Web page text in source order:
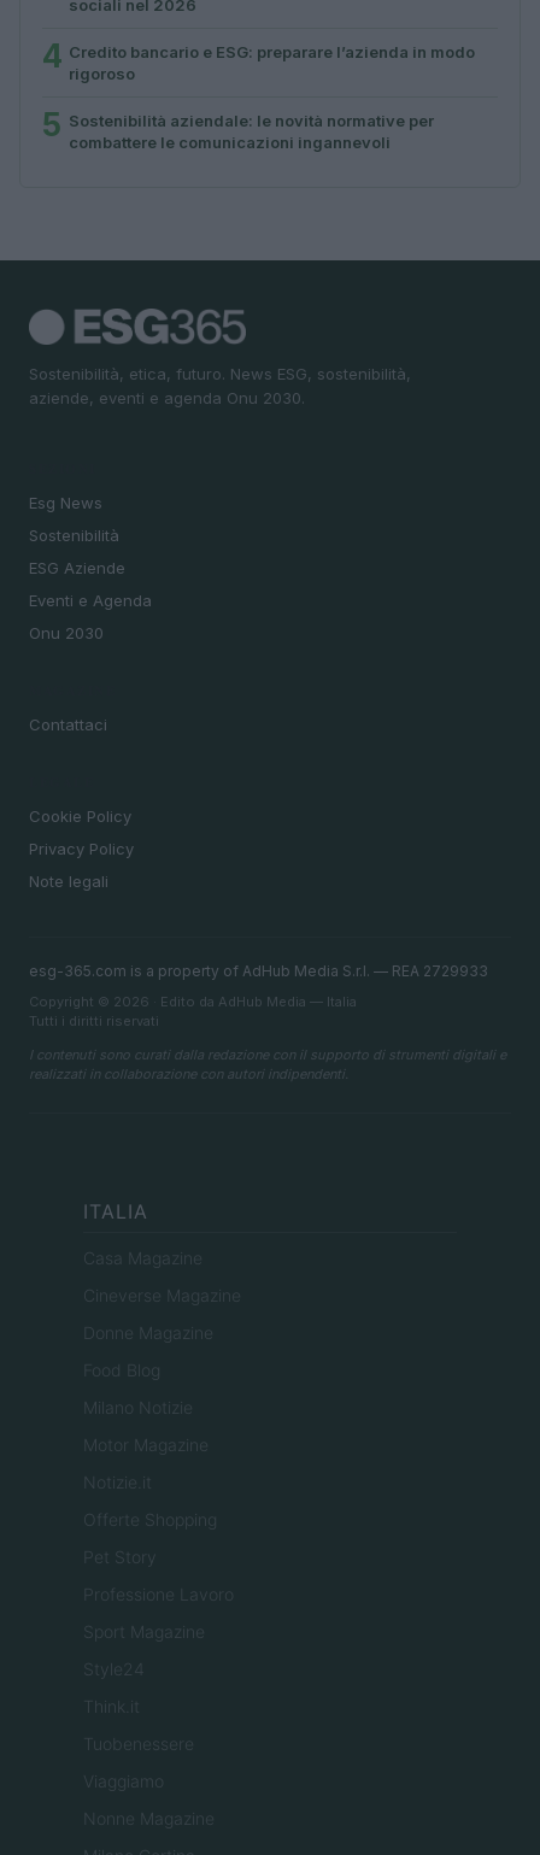
sociali nel 2026
4 Credito bancario e ESG: preparare l’azienda in modo
rigoroso
5 Sostenibilità aziendale: le novità normative per
combattere le comunicazioni ingannevoli
Sostenibilità, etica, futuro. News ESG, sostenibilità,
aziende, eventi e agenda Onu 2030.
Esg News
Sostenibilità
ESG Aziende
Eventi e Agenda
Onu 2030
Contattaci
Cookie Policy
Privacy Policy
Note legali
esg-365.com is a property of AdHub Media S.r.l. — REA 2729933
Copyright © 2026 · Edito da AdHub Media — Italia
Tutti i diritti riservati
I contenuti sono curati dalla redazione con il supporto di strumenti digitali e
realizzati in collaborazione con autori indipendenti.
ITALIA
Casa Magazine
Cineverse Magazine
Donne Magazine
Food Blog
Milano Notizie
Motor Magazine
Notizie.it
Offerte Shopping
Pet Story
Professione Lavoro
Sport Magazine
Style24
Think.it
Tuobenessere
Viaggiamo
Nonne Magazine